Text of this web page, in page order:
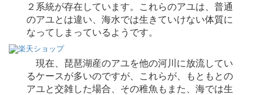
２系統が存在しています。これらのアユは、普通
のアユとは違い、海水では生きていけない体質に
なってしまっているようです。
現在、琵琶湖産のアユを他の河川に放流してい
るケースが多いのですが、これらが、もともとの
アユと交雑した場合、その稚魚もまた、海では生